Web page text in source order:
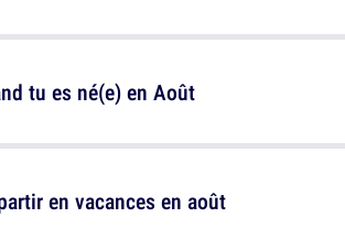
en vacances en août
tu es né(e) en Août